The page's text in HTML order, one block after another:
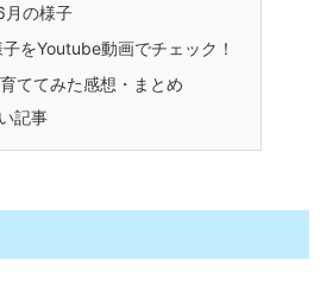
月の様子
をYoutube動画でチェック！
ててみた感想・まとめ
記事